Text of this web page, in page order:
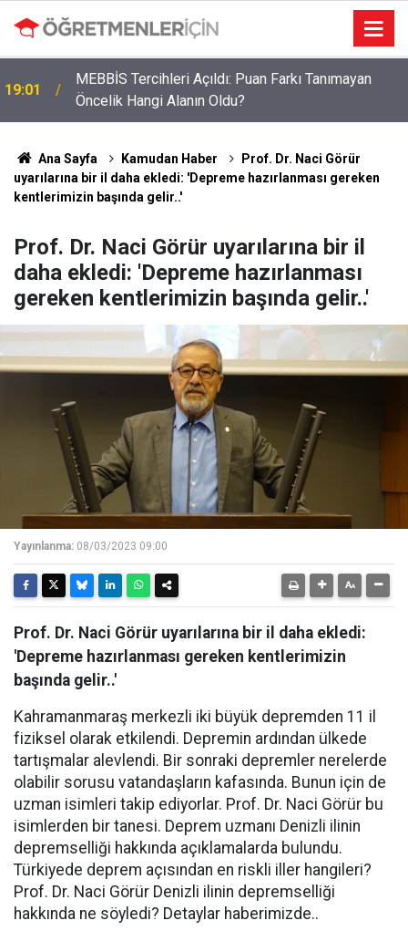
19:01
MEBBİS Tercihleri Açıldı: Puan Farkı Tanımayan
Öncelik Hangi Alanın Oldu?
Ana Sayfa Kamudan Haber
Prof. Dr. Naci Görür
uyarılarına bir il daha ekledi: 'Depreme hazırlanması gereken
kentlerimizin başında gelir..'
Prof. Dr. Naci Görür uyarılarına bir il
daha ekledi: 'Depreme hazırlanması
gereken kentlerimizin başında gelir..'
Yayınlanma: 08/03/2023 09:00
Prof. Dr. Naci Görür uyarılarına bir il daha ekledi:
'Depreme hazırlanması gereken kentlerimizin
başında gelir..'
Kahramanmaraş merkezli iki büyük depremden 11 il
fiziksel olarak etkilendi. Depremin ardından ülkede
tartışmalar alevlendi. Bir sonraki depremler nerelerde
olabilir sorusu vatandaşların kafasında. Bunun için de
uzman isimleri takip ediyorlar. Prof. Dr. Naci Görür bu
isimlerden bir tanesi. Deprem uzmanı Denizli ilinin
depremselliği hakkında açıklamalarda bulundu.
Türkiyede deprem açısından en riskli iller hangileri?
Prof. Dr. Naci Görür Denizli ilinin depremselliği
hakkında ne söyledi? Detaylar haberimizde..